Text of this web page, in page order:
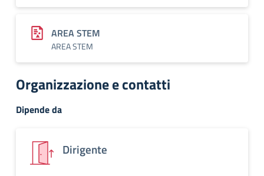
AREA STEM
AREA STEM
Organizzazione e contatti
Dipende da
Dirigente